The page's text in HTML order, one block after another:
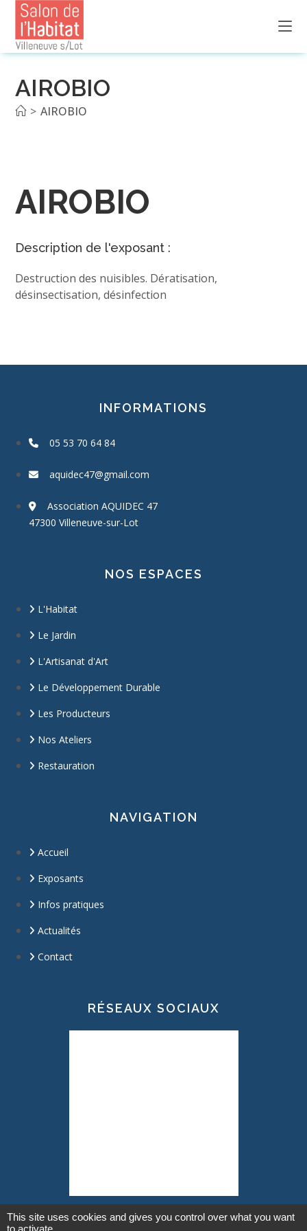
content
AIROBIO
> AIROBIO
AIROBIO
Description de l'exposant :
Destruction des nuisibles. Dératisation,
désinsectisation, désinfection
INFORMATIONS
05 53 70 64 84
aquidec47@gmail.com
Association AQUIDEC 47
47300 Villeneuve-sur-Lot
NOS ESPACES
L'Habitat
Le Jardin
L'Artisanat d'Art
Le Développement Durable
Les Producteurs
Nos Ateliers
Restauration
NAVIGATION
Accueil
Exposants
Infos pratiques
Actualités
Contact
RÉSEAUX SOCIAUX
This site uses cookies and gives you control over what you want
to activate